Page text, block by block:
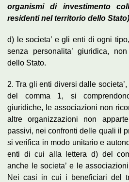
organismi di investimento
residenti nel territorio dello
d) le societa’ e gli enti di ogni
senza personalita’ giuridica,
dello Stato.
2. Tra gli enti diversi dalle
del comma 1, si
giuridiche, le associazioni non
altre organizzazioni non
passivi, nei confronti delle quali il
si verifica in modo unitario e
enti di cui alla lettera d) del
anche le societa’ e le
Nei casi in cui i beneficiari del